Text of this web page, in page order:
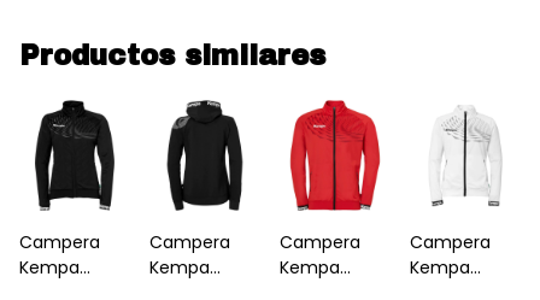
Productos similares
Campera
Kempa
Campera
Kempa
Campera
Kempa
Campera
Kempa